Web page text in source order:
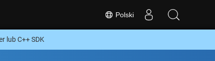
Polski
lub C++ SDK